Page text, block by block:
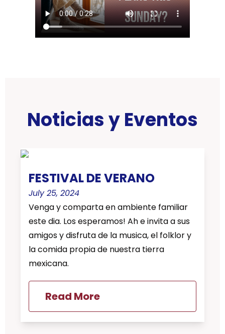
Noticias y Eventos
FESTIVAL DE VERANO
July 25, 2024
Venga y comparta en ambiente familiar
este dia. Los esperamos! Ah e invita a sus
amigos y disfruta de la musica, el folklor y
la comida propia de nuestra tierra
mexicana.
Read More